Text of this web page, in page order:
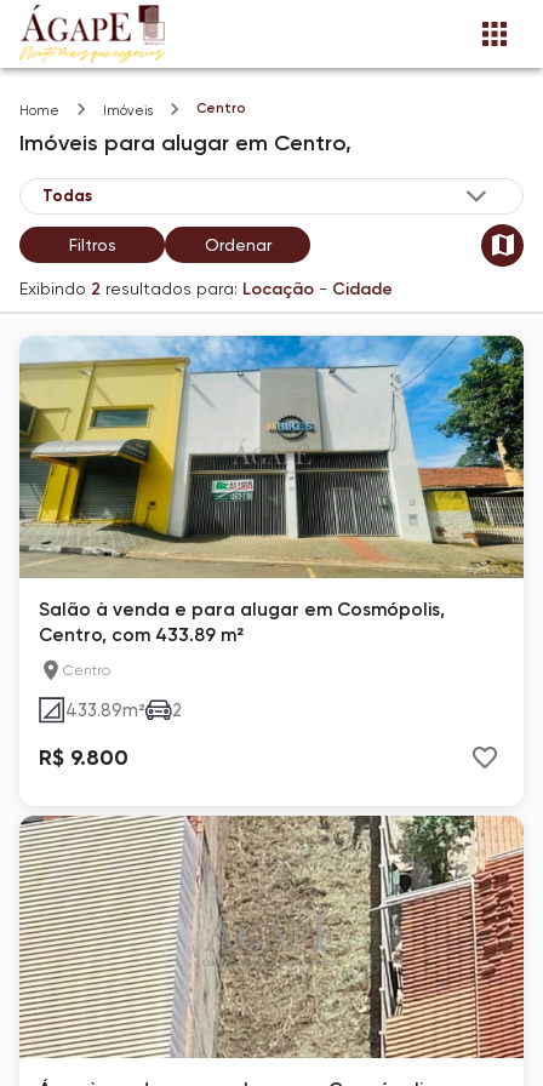
Home Imóveis Centro
Imóveis para alugar em Centro,
Filtros Ordenar
Exibindo 2 resultados para: Locação - Cidade
Salão à venda e para alugar em Cosmópolis,
Centro, com 433.89 m²
Centro
433.89m² 2
R$ 9.800